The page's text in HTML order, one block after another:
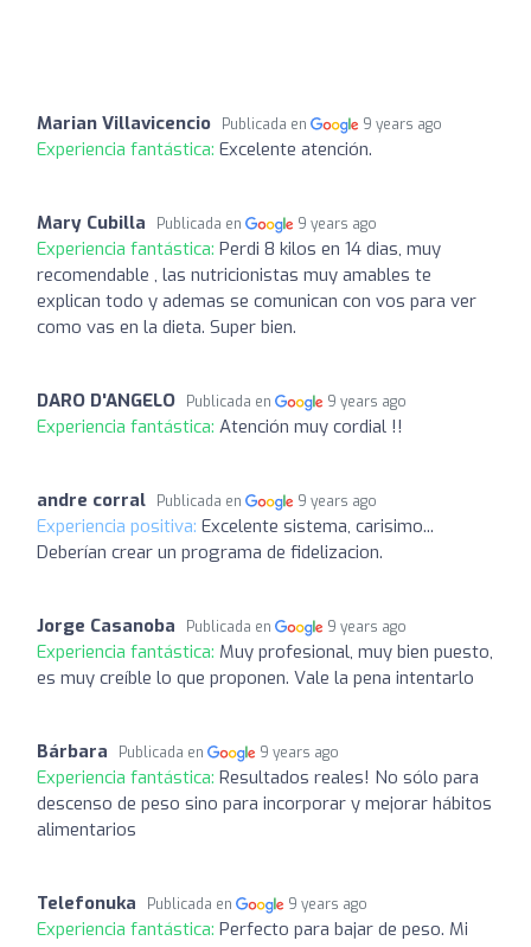
Marian Villavicencio Publicada en 9 years ago
Experiencia fantástica: Excelente atención.
Mary Cubilla Publicada en 9 years ago
Experiencia fantástica: Perdi 8 kilos en 14 dias, muy
recomendable , las nutricionistas muy amables te
explican todo y ademas se comunican con vos para ver
como vas en la dieta. Super bien.
DARO D'ANGELO Publicada en 9 years ago
Experiencia fantástica: Atención muy cordial !!
andre corral Publicada en 9 years ago
Experiencia positiva: Excelente sistema, carisimo...
Deberían crear un programa de fidelizacion.
Jorge Casanoba Publicada en 9 years ago
Experiencia fantástica: Muy profesional, muy bien puesto,
es muy creíble lo que proponen. Vale la pena intentarlo
Bárbara Publicada en 9 years ago
Experiencia fantástica: Resultados reales! No sólo para
descenso de peso sino para incorporar y mejorar hábitos
alimentarios
Telefonuka Publicada en 9 years ago
Experiencia fantástica: Perfecto para bajar de peso. Mi